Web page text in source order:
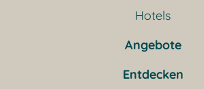
Hotels
Angebote
Entdecken